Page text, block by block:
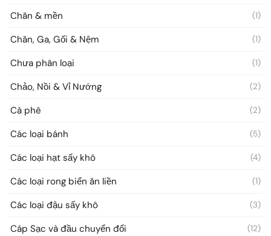
Chăn & mền (1)
Chăn, Ga, Gối & Nệm (1)
Chưa phân loại (1)
Chảo, Nồi & Vỉ Nướng (2)
Cà phê (2)
Các loại bánh (5)
Các loại hạt sấy khô (4)
Các loại rong biển ăn liền (1)
Các loại đậu sấy khô (3)
Cáp Sạc và đầu chuyển đổi (12)